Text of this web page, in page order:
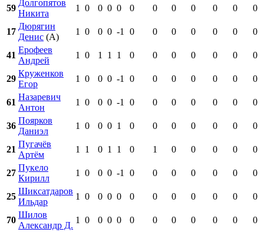
59
Долгопятов
Никита
1 0 0 0 0 0 0 0 0 0 0 0
17
Дюрягин
Денис (А)
1 0 0 0 -1 0 0 0 0 0 0 0
41
Ерофеев
Андрей
1 0 1 1 1 0 0 0 0 0 0 0
29
Круженков
Егор
1 0 0 0 -1 0 0 0 0 0 0 0
61
Назаревич
Антон
1 0 0 0 -1 0 0 0 0 0 0 0
36
Поярков
Даниэл
1 0 0 0 1 0 0 0 0 0 0 0
21
Пугачёв
Артём
1 1 0 1 1 0 1 0 0 0 0 0
27
Пукело
Кирилл
1 0 0 0 -1 0 0 0 0 0 0 0
25
Шиксатдаров
Ильдар
1 0 0 0 0 0 0 0 0 0 0 0
70
Шилов
Александр Д.
1 0 0 0 0 0 0 0 0 0 0
0